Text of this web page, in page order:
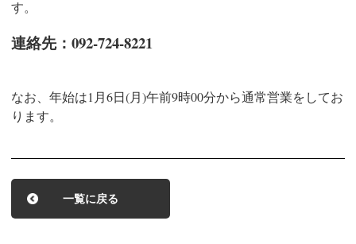
す。
連絡先：092-724-8221
なお、年始は1月6日(月)午前9時00分から通常営業をしてお
ります。
一覧に戻る